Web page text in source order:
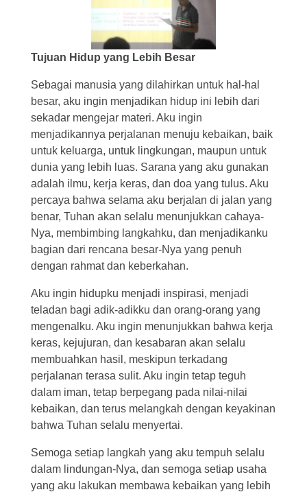
Tujuan Hidup yang Lebih Besar
Sebagai manusia yang dilahirkan untuk hal-hal
besar, aku ingin menjadikan hidup ini lebih dari
sekadar mengejar materi. Aku ingin
menjadikannya perjalanan menuju kebaikan, baik
untuk keluarga, untuk lingkungan, maupun untuk
dunia yang lebih luas. Sarana yang aku gunakan
adalah ilmu, kerja keras, dan doa yang tulus. Aku
percaya bahwa selama aku berjalan di jalan yang
benar, Tuhan akan selalu menunjukkan cahaya-
Nya, membimbing langkahku, dan menjadikanku
bagian dari rencana besar-Nya yang penuh
dengan rahmat dan keberkahan.
Aku ingin hidupku menjadi inspirasi, menjadi
teladan bagi adik-adikku dan orang-orang yang
mengenalku. Aku ingin menunjukkan bahwa kerja
keras, kejujuran, dan kesabaran akan selalu
membuahkan hasil, meskipun terkadang
perjalanan terasa sulit. Aku ingin tetap teguh
dalam iman, tetap berpegang pada nilai-nilai
kebaikan, dan terus melangkah dengan keyakinan
bahwa Tuhan selalu menyertai.
Semoga setiap langkah yang aku tempuh selalu
dalam lindungan-Nya, dan semoga setiap usaha
yang aku lakukan membawa kebaikan yang lebih